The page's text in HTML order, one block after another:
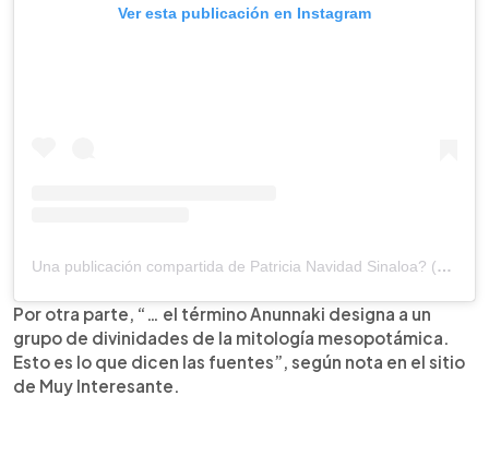
Ver esta publicación en Instagram
Una publicación compartida de Patricia Navidad Sinaloa? (@patynavsinaloa)
Por otra parte, “… el término Anunnaki designa a un
grupo de divinidades de la mitología mesopotámica.
Esto es lo que dicen las fuentes”, según nota en el sitio
de Muy Interesante.